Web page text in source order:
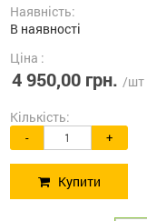
Наявність:
В наявності
Ціна :
4 950,00 грн. /шт
Кількість:
- +
Купити